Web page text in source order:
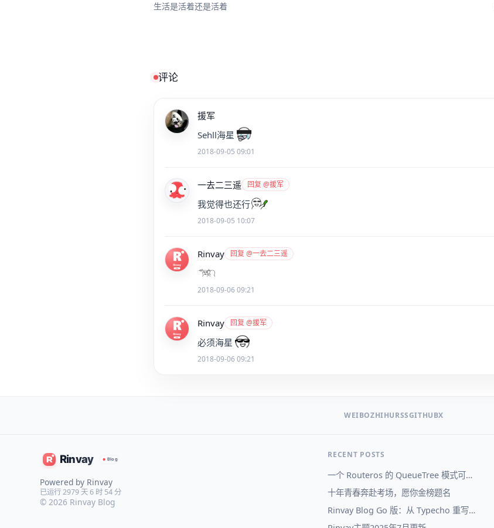
生活是活着还是活着
评论
援军
Sehll海星
2018-09-05 09:01
一去二三遥 回复 @援军
我觉得也还行
2018-09-05 10:07
Rinvay 回复 @一去二三遥
2018-09-06 09:21
Rinvay 回复 @援军
必须海星
2018-09-06 09:21
WEIBOZHIHURSSGITHUBX
Powered by Rinvay
已运行 2979 天 6 时 54 分
© 2026 Rinvay Blog
RECENT POSTS
一个 Routeros 的 QueueTree 模式可视化
十年青春奔赴考场，愿你金榜题名
Rinvay Blog Go 版：从 Typecho 重写到自己的博客系统